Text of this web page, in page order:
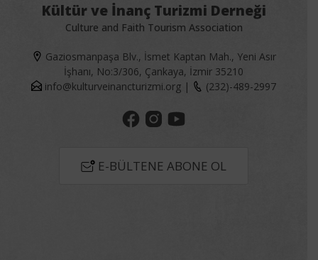
Kültür ve İnanç Turizmi Derneği
Culture and Faith Tourism Association
Gaziosmanpaşa Blv., İsmet Kaptan Mah., Yeni Asır
İşhanı, No:3/306, Çankaya, İzmir 35210
info@kulturveinancturizmi.org | (232)-489-2997
E-BÜLTENE ABONE OL